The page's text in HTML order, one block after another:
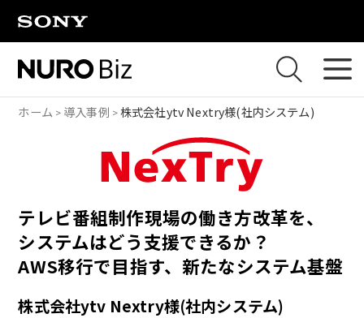
ホーム 導入事例 株式会社ytv Nextry様(社内システム)
テレビ番組制作現場の働き方改革を、
システムはどう支援できるか？
AWS移行で目指す、新たなシステム基盤
株式会社ytv Nextry様(社内システム)